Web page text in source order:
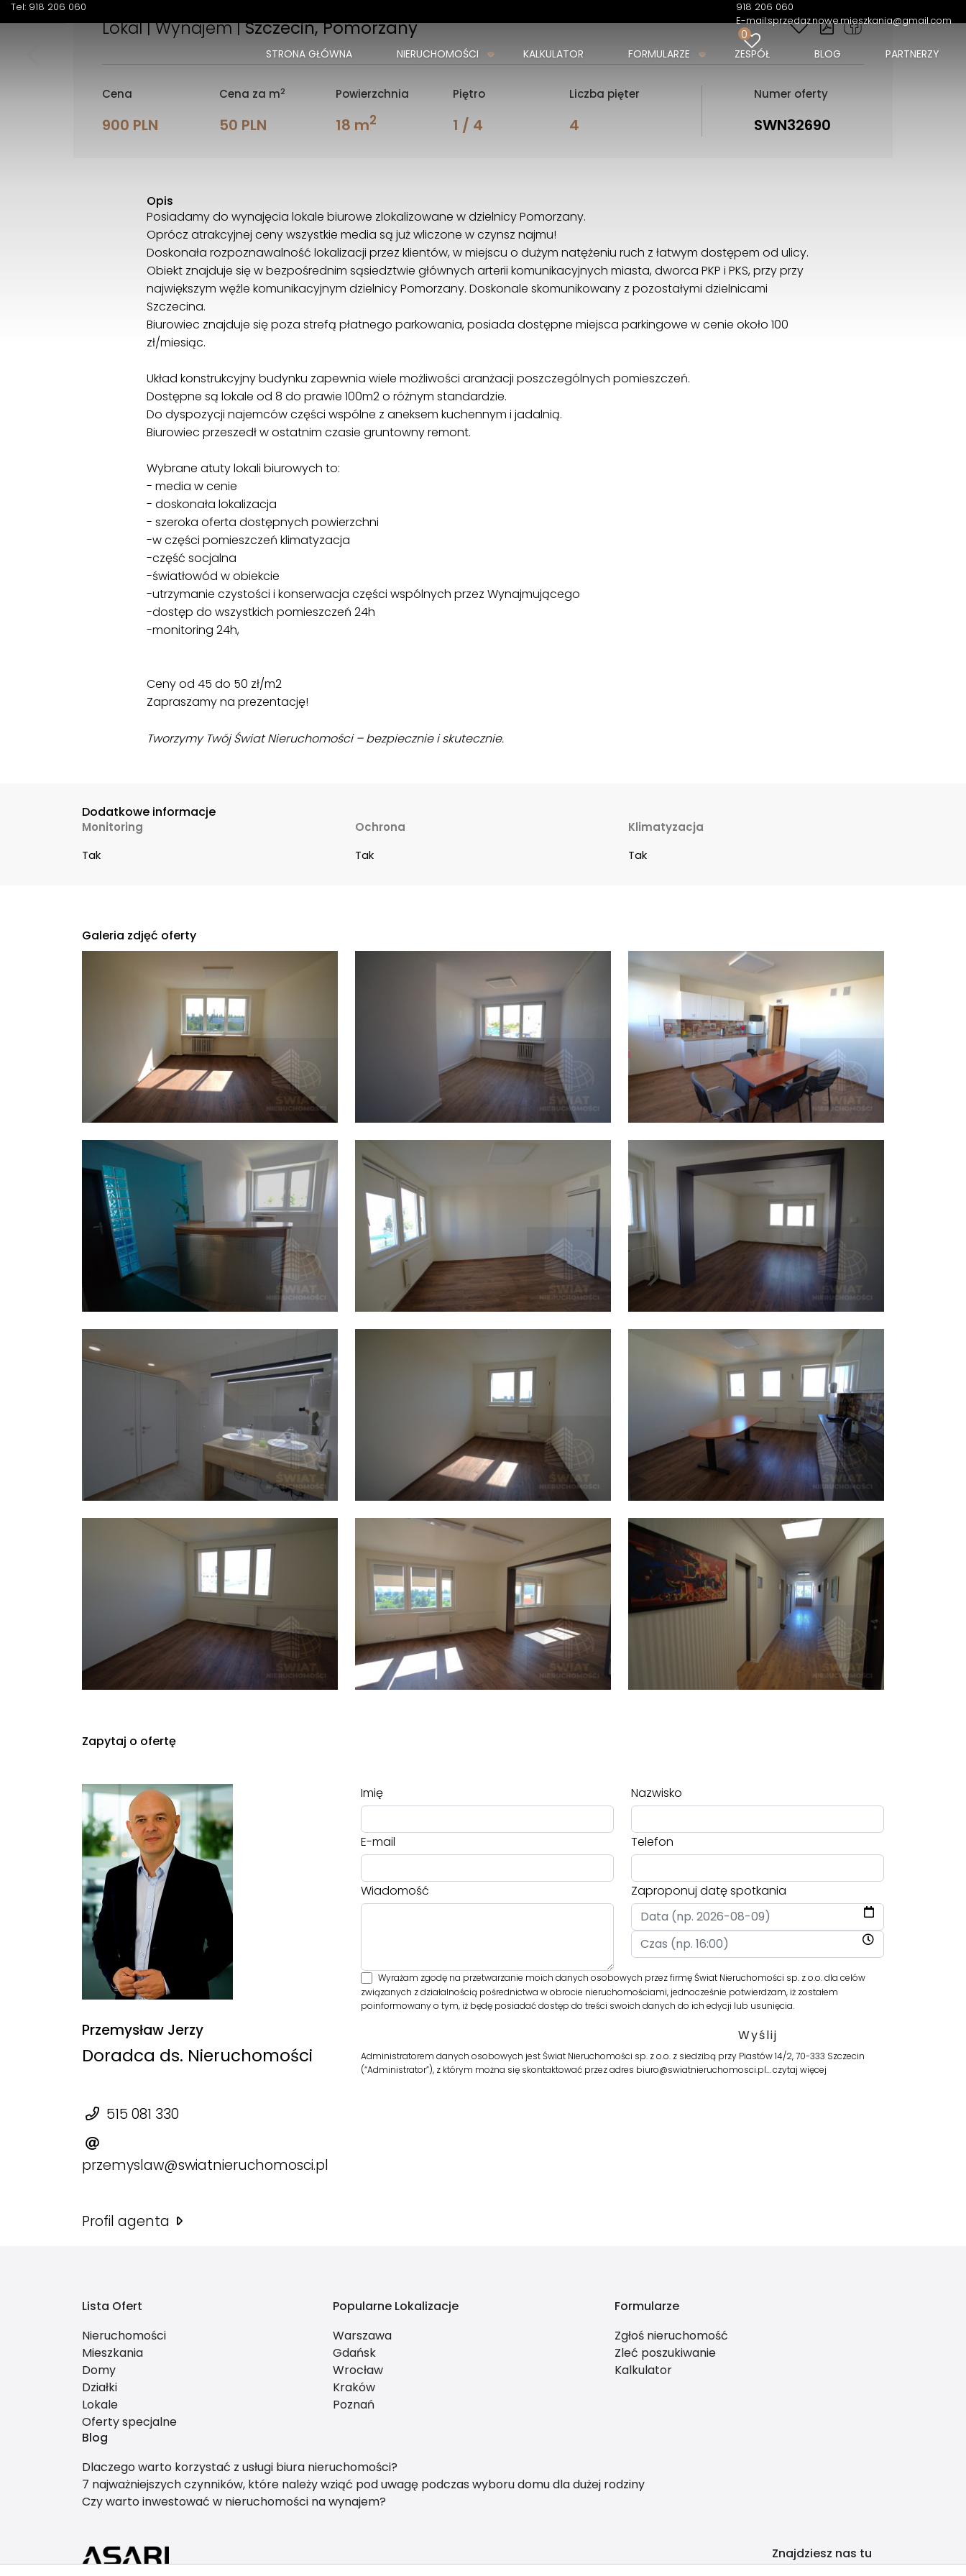
Tel: 918 206 060
918 206 060
E-mail:sprzedaz.nowe.mieszkania@gmail.com
0
STRONA GŁÓWNA NIERUCHOMOŚCI KALKULATOR FORMULARZE ZESPÓŁ BLOG PARTNERZY
Lokal | Wynajem |Szczecin, Pomorzany
Cena
900 PLN
Cena za m2
50 PLN
Powierzchnia
18 m2
Piętro
1 / 4
Liczba pięter
4
Numer oferty
SWN32690
Opis
Posiadamy do wynajęcia lokale biurowe zlokalizowane w dzielnicy Pomorzany.
Oprócz atrakcyjnej ceny wszystkie media są już wliczone w czynsz najmu!
Doskonała rozpoznawalność lokalizacji przez klientów, w miejscu o dużym natężeniu ruch z łatwym dostępem od ulicy.
Obiekt znajduje się w bezpośrednim sąsiedztwie głównych arterii komunikacyjnych miasta, dworca PKP i PKS, przy przy
największym węźle komunikacyjnym dzielnicy Pomorzany. Doskonale skomunikowany z pozostałymi dzielnicami
Szczecina.
Biurowiec znajduje się poza strefą płatnego parkowania, posiada dostępne miejsca parkingowe w cenie około 100
zł/miesiąc.
Układ konstrukcyjny budynku zapewnia wiele możliwości aranżacji poszczególnych pomieszczeń.
Dostępne są lokale od 8 do prawie 100m2 o różnym standardzie.
Do dyspozycji najemców części wspólne z aneksem kuchennym i jadalnią.
Biurowiec przeszedł w ostatnim czasie gruntowny remont.
Wybrane atuty lokali biurowych to:
- media w cenie
- doskonała lokalizacja
- szeroka oferta dostępnych powierzchni
-w części pomieszczeń klimatyzacja
-część socjalna
-światłowód w obiekcie
-utrzymanie czystości i konserwacja części wspólnych przez Wynajmującego
-dostęp do wszystkich pomieszczeń 24h
-monitoring 24h,
Ceny od 45 do 50 zł/m2
Zapraszamy na prezentację!
Tworzymy Twój Świat Nieruchomości – bezpiecznie i skutecznie.
Dodatkowe informacje
Monitoring
Tak
Ochrona
Tak
Klimatyzacja
Tak
Galeria zdjęć oferty
Zapytaj o ofertę
Przemysław Jerzy
Doradca ds. Nieruchomości
515 081 330
przemyslaw@swiatnieruchomosci.pl
Profil agenta
Imię Nazwisko
E-mail Telefon
Wiadomość Zaproponuj datę spotkania
Wyrażam zgodę na przetwarzanie moich danych osobowych przez firmę Świat Nieruchomości sp. z o.o. dla celów
związanych z działalnością pośrednictwa w obrocie nieruchomościami, jednocześnie potwierdzam, iż zostałem
poinformowany o tym, iż będę posiadać dostęp do treści swoich danych do ich edycji lub usunięcia.
Administratorem danych osobowych jest Świat Nieruchomości sp. z o.o. z siedzibą przy Piastów 14/2, 70-333 Szczecin
(“Administrator”), z którym można się skontaktować przez adres biuro@swiatnieruchomosci.pl…czytaj więcej
Lista Ofert
Nieruchomości
Mieszkania
Domy
Działki
Lokale
Oferty specjalne
Popularne Lokalizacje
Warszawa
Gdańsk
Wrocław
Kraków
Poznań
Formularze
Zgłoś nieruchomość
Zleć poszukiwanie
Kalkulator
Blog
Dlaczego warto korzystać z usługi biura nieruchomości?
7 najważniejszych czynników, które należy wziąć pod uwagę podczas wyboru domu dla dużej rodziny
Czy warto inwestować w nieruchomości na wynajem?
Znajdziesz nas tu